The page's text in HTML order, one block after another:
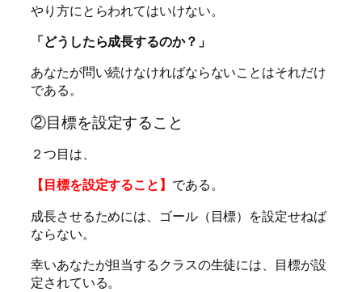
やり方にとらわれてはいけない。
「どうしたら成長するのか？」
あなたが問い続けなければならないことはそれだけ
である。
②目標を設定すること
２つ目は、
【目標を設定すること】 である。
成長させるためには、ゴール（目標）を設定せねば
ならない。
幸いあなたが担当するクラスの生徒には、目標が設
定されている。